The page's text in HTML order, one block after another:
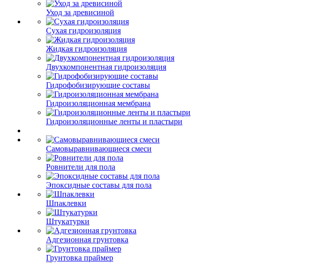
Уход за древисиной
Сухая гидроизоляция
Жидкая гидроизоляция
Двухкомпонентная гидроизоляция
Гидрофобизирующие составы
Гидроизоляционная мембрана
Гидроизоляционные ленты и пластыри
Самовыравнивающиеся смеси
Ровнители для пола
Эпоксидные составы для пола
Шпаклевки
Штукатурки
Адгезионная грунтовка
Грунтовка праймер